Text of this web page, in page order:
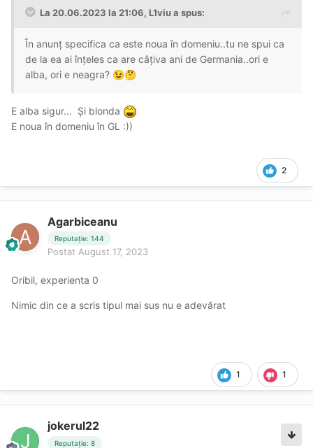
La 20.06.2023 la 21:06, L1viua spus:
În anunț specifica ca este noua în domeniu..tu ne spui ca
de la ea ai înțeles ca are câțiva ani de Germania..ori e
alba, ori e neagra? 😉🤔
E alba sigur... Și blonda
E noua în domeniu în GL :))
2
Agarbiceanu
Reputație: 144
Postat August 17, 2023
Oribil, experienta 0
Nimic din ce a scris tipul mai sus nu e adevărat
1 1
jokerul22
Reputație: 8